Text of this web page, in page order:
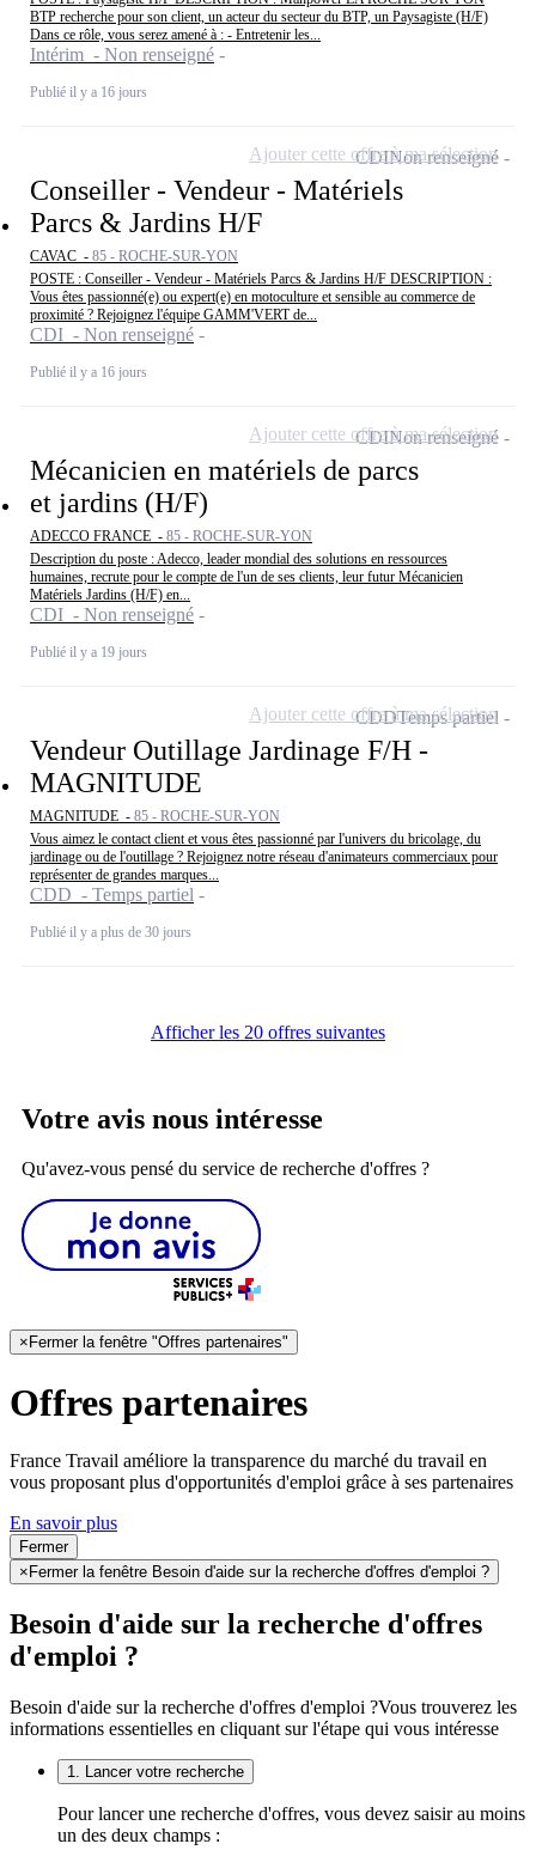
BTP recherche pour son client, un acteur du secteur du BTP, un Paysagiste (H/F)
Dans ce rôle, vous serez amené à : - Entretenir les...
Intérim - Non renseigné
Publié il y a 16 jours
Conseiller - Vendeur - Matériels
Parcs & Jardins H/F
CAVAC - 85 - ROCHE-SUR-YON
POSTE : Conseiller - Vendeur - Matériels Parcs & Jardins H/F DESCRIPTION :
Vous êtes passionné(e) ou expert(e) en motoculture et sensible au commerce de
proximité ? Rejoignez l'équipe GAMM'VERT de...
CDI - Non renseigné
Publié il y a 16 jours
CDINon renseigné
Ajouter cette offre à ma sélection
Mécanicien en matériels de parcs
et jardins (H/F)
ADECCO FRANCE - 85 - ROCHE-SUR-YON
Description du poste : Adecco, leader mondial des solutions en ressources
humaines, recrute pour le compte de l'un de ses clients, leur futur Mécanicien
Matériels Jardins (H/F) en...
CDI - Non renseigné
Publié il y a 19 jours
CDINon renseigné
Ajouter cette offre à ma sélection
Vendeur Outillage Jardinage F/H -
MAGNITUDE
MAGNITUDE - 85 - ROCHE-SUR-YON
Vous aimez le contact client et vous êtes passionné par l'univers du bricolage, du
jardinage ou de l'outillage ? Rejoignez notre réseau d'animateurs commerciaux pour
représenter de grandes marques...
CDD - Temps partiel
Publié il y a plus de 30 jours
CDDTemps partiel
Ajouter cette offre à ma sélection
Afficher les 20 offres suivantes
Votre avis nous intéresse
Qu'avez-vous pensé du service de recherche d'offres ?
× Fermer la fenêtre "Offres partenaires"
Offres partenaires
France Travail améliore la transparence du marché du travail en
vous proposant plus d'opportunités d'emploi grâce à ses partenaires
En savoir plus
Fermer
× Fermer la fenêtre Besoin d'aide sur la recherche d'offres d'emploi ?
Besoin d'aide sur la recherche d'offres
d'emploi ?
Besoin d'aide sur la recherche d'offres d'emploi ?Vous trouverez les
informations essentielles en cliquant sur l'étape qui vous intéresse
1. Lancer votre recherche
Pour lancer une recherche d'offres, vous devez saisir au moins
un des deux champs :